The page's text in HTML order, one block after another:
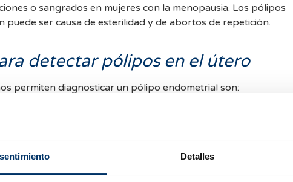
Detalles
o sangrados en mujeres con la menopausia. Los pólipos
puede ser causa de esterilidad y de abortos de repetición.
detectar pólipos en el útero
permiten diagnosticar un pólipo endometrial son:
: a pesar de que no es prueba indicada para su